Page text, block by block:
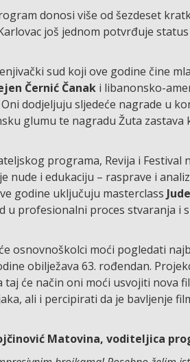
donosi više od šezdeset
još jednom potvrđuje
sud koji ove godine čine
Černić Čanaki libanonsko-
dodjeljuju sljedeće nagrade u
glumu te nagradu Žuta
programa, Revija i Festival
nude i edukaciju – rasprave i
godine uključuju masterclass
u profesionalni proces stvaranja
osnovnoškolci moći pogledati
obilježava 63. rođendan.
će način oni moći usvojiti nova
ali i percipirati da je bavljenje
Matovina, voditeljica